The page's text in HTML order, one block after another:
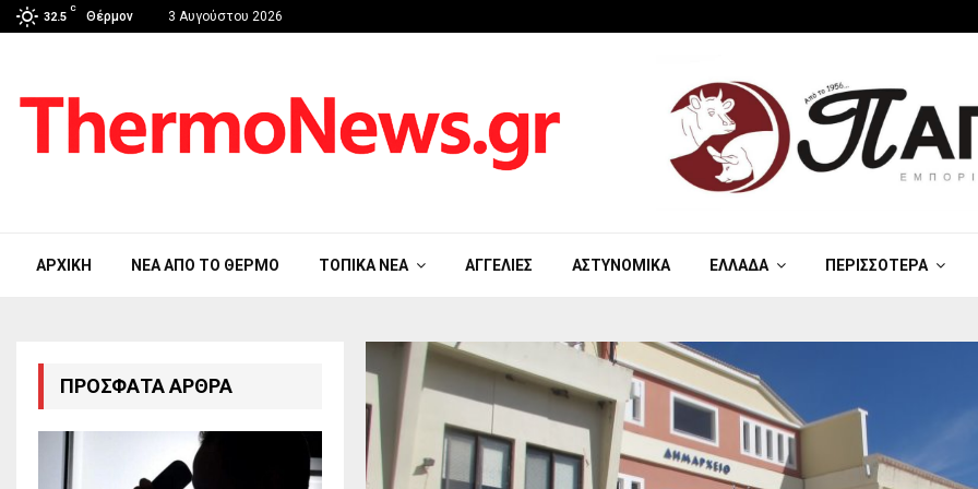
32.5
C
Θέρμον 3 Αυγούστου 2026
ΑΡΧΙΚΉ ΝΈΑ ΑΠΟ ΤΟ ΘΈΡΜΟ ΤΟΠΙΚΆ ΝΈΑ ΑΓΓΕΛΊΕΣ ΑΣΤΥΝΟΜΙΚΆ ΕΛΛΆΔΑ ΠΕΡΙΣΣΌΤΕΡΑ
ΠΡΌΣΦΑΤΑ ΆΡΘΡΑ